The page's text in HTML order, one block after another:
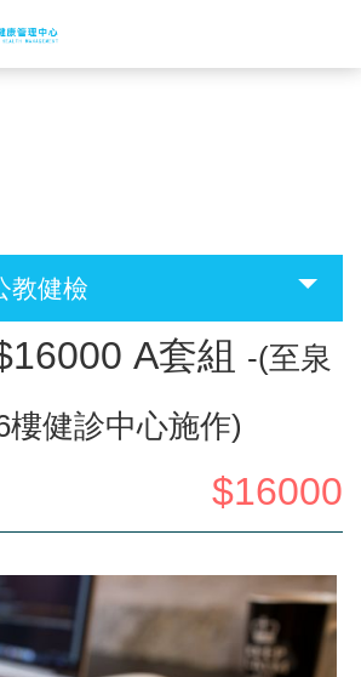
教健檢
A套組 -(至泉
健診中心施作)
$16000